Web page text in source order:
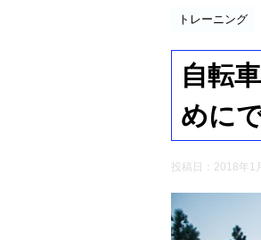
トレーニング
自転
めに
投稿日：2018年1